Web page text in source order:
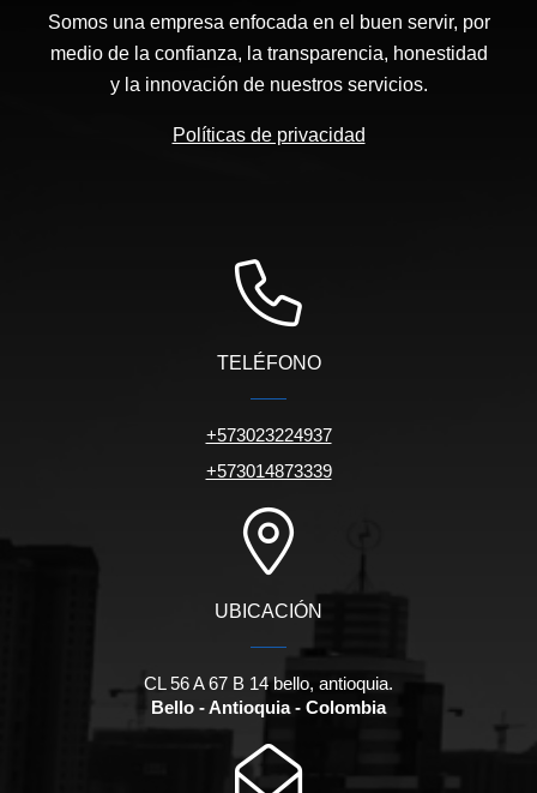
Somos una empresa enfocada en el buen servir, por
medio de la confianza, la transparencia, honestidad
y la innovación de nuestros servicios.
Políticas de privacidad
TELÉFONO
+573023224937
+573014873339
UBICACIÓN
CL 56 A 67 B 14 bello, antioquia.
Bello - Antioquia - Colombia